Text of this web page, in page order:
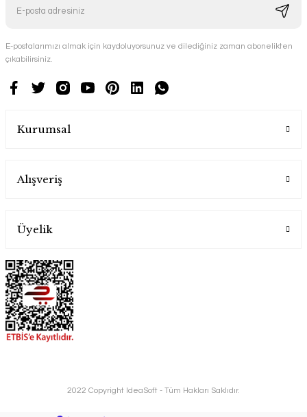
E-postalarımızı almak için kaydoluyorsunuz ve dilediğiniz zaman abonelikten
çıkabilirsiniz.
Kurumsal
Alışveriş
Üyelik
2022 Copyright IdeaSoft - Tüm Hakları Saklıdır.